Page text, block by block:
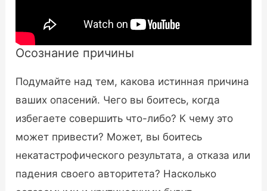
Осознание причины
Подумайте над тем, какова истинная причина
ваших опасений. Чего вы боитесь, когда
избегаете совершить что-либо? К чему это
может привести? Может, вы боитесь
некатастрофического результата, а отказа или
падения своего авторитета? Насколько